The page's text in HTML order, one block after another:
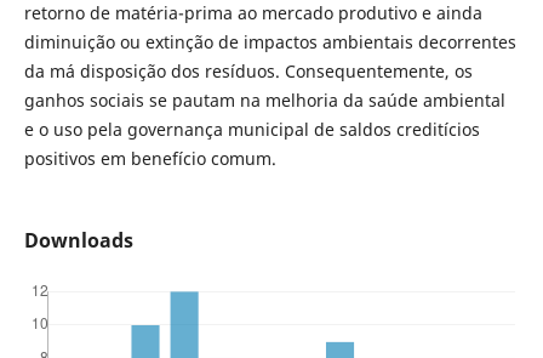
retorno de matéria-prima ao mercado produtivo e ainda
diminuição ou extinção de impactos ambientais decorrentes
da má disposição dos resíduos. Consequentemente, os
ganhos sociais se pautam na melhoria da saúde ambiental
e o uso pela governança municipal de saldos creditícios
positivos em benefício comum.
Downloads